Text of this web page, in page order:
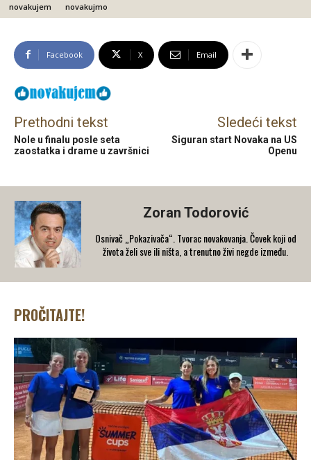
novakujem
novakujmo
Facebook X Email
Prethodni tekst
Nole u finalu posle seta
zaostatka i drame u završnici
Sledeći tekst
Siguran start Novaka na US
Openu
Zoran Todorović
Osnivač „Pokazivača“. Tvorac novakovanja. Čovek koji od
života želi sve ili ništa, a trenutno živi negde između.
PROČITAJTE!